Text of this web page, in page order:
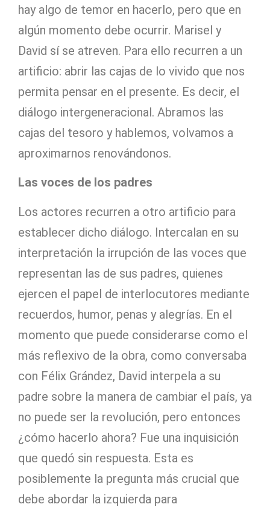
hay algo de temor en hacerlo, pero que en
algún momento debe ocurrir. Marisel y
David sí se atreven. Para ello recurren a un
artificio: abrir las cajas de lo vivido que nos
permita pensar en el presente. Es decir, el
diálogo intergeneracional. Abramos las
cajas del tesoro y hablemos, volvamos a
aproximarnos renovándonos.
Las voces de los padres
Los actores recurren a otro artificio para
establecer dicho diálogo. Intercalan en su
interpretación la irrupción de las voces que
representan las de sus padres, quienes
ejercen el papel de interlocutores mediante
recuerdos, humor, penas y alegrías. En el
momento que puede considerarse como el
más reflexivo de la obra, como conversaba
con Félix Grández, David interpela a su
padre sobre la manera de cambiar el país, ya
no puede ser la revolución, pero entonces
¿cómo hacerlo ahora? Fue una inquisición
que quedó sin respuesta. Esta es
posiblemente la pregunta más crucial que
debe abordar la izquierda para